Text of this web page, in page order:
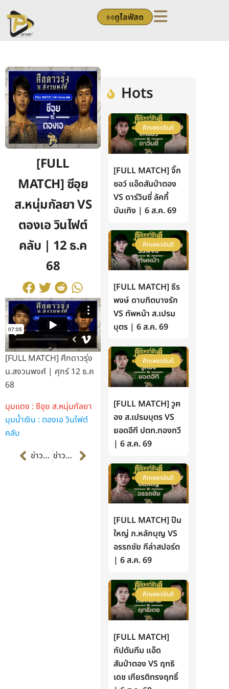
to
content
ดูไลฟ์สด
[FULL
MATCH] ซีอุย
ส.หนุ่มกัลยา VS
ตองเอ วินไฟต์
คลับ | 12 ธ.ค
68
[FULL MATCH] ศึกดาวรุ่ง
น.สงวนพงศ์ | ศุกร์ 12 ธ.ค
68
มุมแดง : ซีอุย ส.หนุ่มกัลยา
มุมน้ำเงิน : ตองเอ วินไฟต์
คลับ
Prevข่าวก่อนหน้า ข่าวต่อไป Next
Hots
ศึกเพชรยินดี
[FULL MATCH] จิ๊ก
ซอว์ แอ๊ดสันป่าตอง
VS ดาร์วินซี่ ลัคกี้
บันเทิง | 6 ส.ค. 69
ศึกเพชรยินดี
[FULL MATCH] ธีร
พงษ์ ดาบทิตบางรัก
VS ทัพหน้า ส.เปรม
บุตร | 6 ส.ค. 69
ศึกเพชรยินดี
[FULL MATCH] วูฅ
อง ส.เปรมบุตร VS
ยอดอีที ปตท.ทองทวี
| 6 ส.ค. 69
ศึกเพชรยินดี
[FULL MATCH] ปืน
ใหญ่ ภ.หลักบุญ VS
อรรถชัย กีล่าสปอร์ต
| 6 ส.ค. 69
ศึกเพชรยินดี
[FULL MATCH]
กัปตันทีม แอ๊ด
สันป่าตอง VS ฤทธิ
เดช เกียรติทรงฤทธิ์